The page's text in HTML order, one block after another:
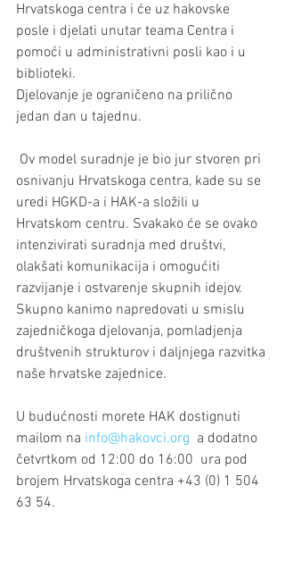
Hrvatskoga centra i će uz hakovske
posle i djelati unutar teama Centra i
pomoći u administrativni posli kao i u
biblioteki.
Djelovanje je ograničeno na prilično
jedan dan u tajednu.
osnivanju Hrvatskoga centra, kade su se
uredi HGKD-a i HAK-a složili u
Hrvatskom centru. Svakako će se ovako
intenzivirati suradnja med društvi,
olakšati komunikacija i omogućiti
razvijanje i ostvarenje skupnih idejov.
Skupno kanimo napredovati u smislu
zajedničkoga djelovanja, pomladjenja
društvenih strukturov i daljnjega razvitka
naše hrvatske zajednice.
U budućnosti morete HAK dostignuti
mailom na info@hakovci.org
  a dodatno
četvrtkom od 12:00 do 16:00  ura pod
brojem Hrvatskoga centra +43 (0) 1 504
63 54.